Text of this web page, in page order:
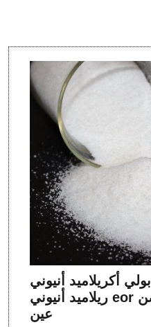
بولي أكريلاميد أنيوني eor، بولي أك
ريلاميد أنيوني eor الموردين والمصن
عين